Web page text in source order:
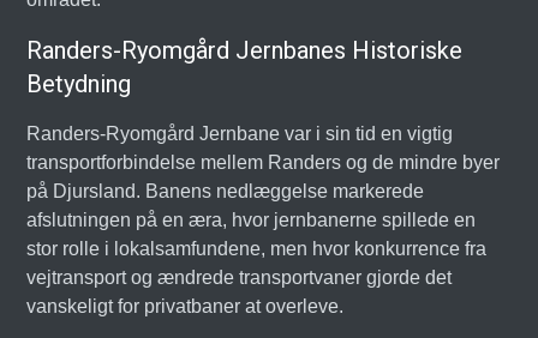
Randers-Ryomgård Jernbanes Historiske
Betydning
Randers-Ryomgård Jernbane var i sin tid en vigtig
transportforbindelse mellem Randers og de mindre byer
på Djursland. Banens nedlæggelse markerede
afslutningen på en æra, hvor jernbanerne spillede en
stor rolle i lokalsamfundene, men hvor konkurrence fra
vejtransport og ændrede transportvaner gjorde det
vanskeligt for privatbaner at overleve.